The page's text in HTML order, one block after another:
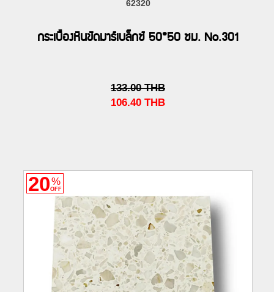
62320
กระเบื้องหินขัดมาร์เบล็กซ์ 50*50 ซม. No.301
133.00 THB
106.40 THB
20%
OFF